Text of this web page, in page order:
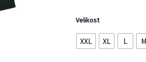
Velikost
XXL XL L M